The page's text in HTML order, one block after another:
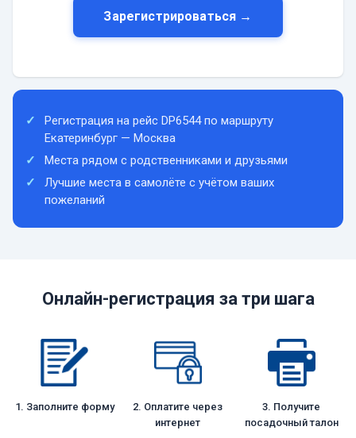
Зарегистрироваться →
Регистрация на рейс DP6544 по маршруту
Екатеринбург — Москва
Места рядом с родственниками и друзьями
Лучшие места в самолёте с учётом ваших
пожеланий
Онлайн-регистрация за три шага
1. Заполните форму
2. Оплатите через
интернет
3. Получите
посадочный талон